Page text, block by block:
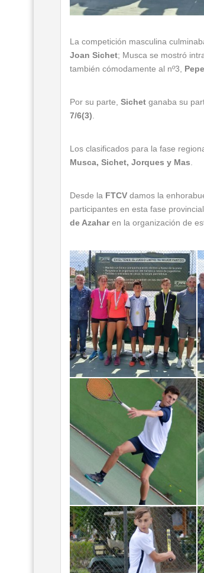
La competición masculina
Joan Sichet; Musca se mostró
también cómodamente al nº3,
Por su parte, Sichet ganaba su
7/6(3).
Los clasificados para la fase
Musca, Sichet, Jorques y Mas.
Desde la FTCV damos la
participantes en esta fase
de Azaharen la organización de